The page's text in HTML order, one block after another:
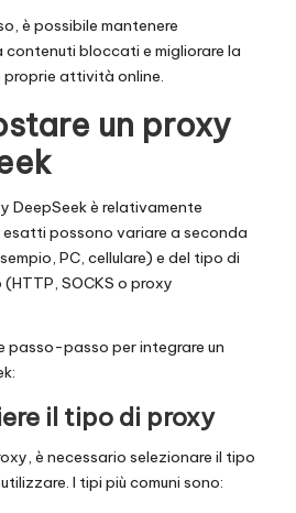
è possibile mantenere
bloccati e migliorare la
proprie attività online.
un proxy
DeepSeek è relativamente
esatti possono variare a seconda
PC, cellulare) e del tipo di
SOCKS o proxy
passo-passo per integrare un
il tipo di proxy
è necessario selezionare il tipo
I tipi più comuni sono: